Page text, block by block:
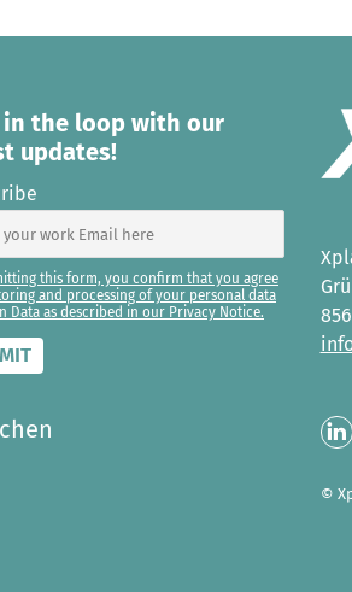
in the loop with our
updates!
this form, you confirm that you agree
and processing of your personal data
Data as described in our Privacy Notice.
©